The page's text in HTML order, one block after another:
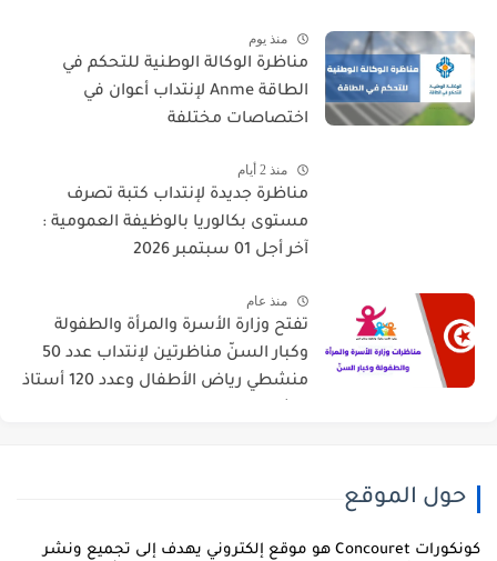
منذ يوم
مناظرة الوكالة الوطنية للتحكم في
الطاقة Anme لإنتداب أعوان في
اختصاصات مختلفة
منذ 2 أيام
مناظرة جديدة لإنتداب كتبة تصرف
مستوى بكالوريا بالوظيفة العمومية :
آخر أجل 01 سبتمبر 2026
منذ عام
تفتح وزارة الأسرة والمرأة والطفولة
وكبار السنّ مناظرتين لإنتداب عدد 50
منشطي رياض الأطفال وعدد 120 أستاذ
حول الموقع
كونكورات Concouret هو موقع إلكتروني يهدف إلى تجميع ونشر